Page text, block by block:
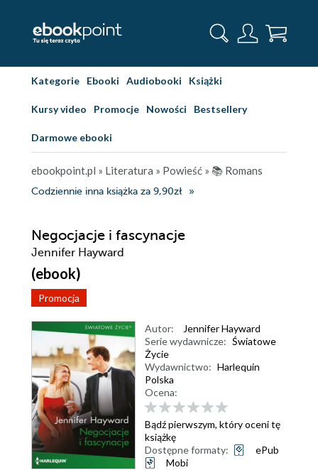
Kategorie Ebooki Audiobooki Książki
Kursy video Promocje Nowości Bestsellery
Darmowe ebooki
ebookpoint.pl » Literatura » Powieść » 📚 Romans
Codziennie inna książka za 9,90zł
Negocjacje i fascynacje
Jennifer Hayward
(ebook)
Promocja
Autor:
Jennifer Hayward
Serie wydawnicze: Światowe
Życie
Wydawnictwo: Harlequin
Polska
Ocena:
Bądź pierwszym, który oceni tę
książkę
Dostępne formaty:
ePub
Mobi